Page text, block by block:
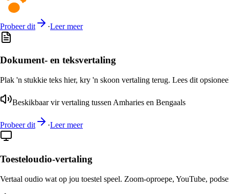
Probeer dit ·Leer meer
Dokument- en teksvertaling
Plak 'n stukkie teks hier, kry 'n skoon vertaling terug. Lees dit
Beskikbaar vir vertaling tussen Amharies en Bengaals
Probeer dit ·Leer meer
Toesteloudio-vertaling
Vertaal oudio wat op jou toestel speel. Zoom-oproepe, YouTube,